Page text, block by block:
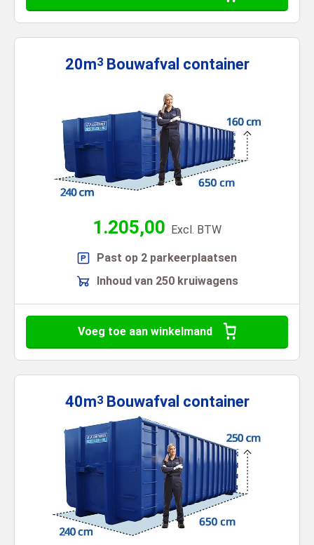
20m3 Bouwafval container
1.205,00 Excl. BTW
Past op 2 parkeerplaatsen
Inhoud van 250 kruiwagens
Voeg toe aan winkelmand
40m3 Bouwafval container